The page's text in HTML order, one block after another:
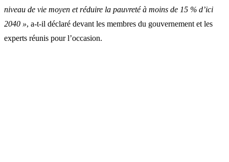
niveau de vie moyen et réduire la pauvreté à moins de 15 % d’ici
2040 », a-t-il déclaré devant les membres du gouvernement et les
experts réunis pour l’occasion.